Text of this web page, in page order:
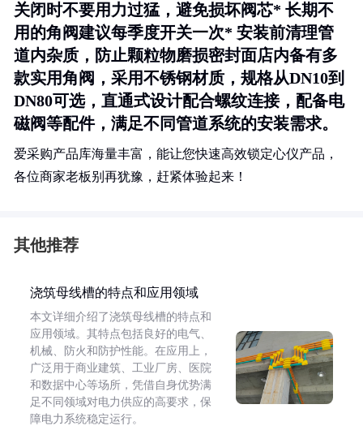
关闭时不要用力过猛，避免损坏阀芯* 长期不
用的角阀建议每季度开关一次* 安装前清理管
道内杂质，防止颗粒物磨损密封面店内备有多
款实用角阀，采用不锈钢材质，规格从DN10到
DN80可选，直通式设计配合螺纹连接，配备电
磁阀等配件，满足不同管道系统的安装需求。
爱采购产品库海量丰富，能让您快速高效锁定心仪产品，
各位商家老板别再犹豫，赶紧体验起来！
其他推荐
浇筑母线槽的特点和应用领域
本文详细介绍了浇筑母线槽的特点和
应用领域。其特点包括良好的电气、
机械、防火和防护性能。在应用上，
广泛用于商业建筑、工业厂房、医院
和数据中心等场所，凭借自身优势满
足不同领域对电力供应的高要求，保
障电力系统稳定运行。